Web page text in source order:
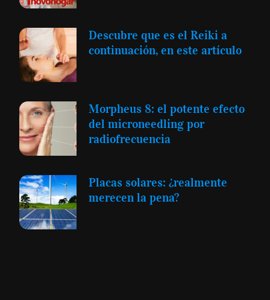
Descubre que es el Reiki a
continuación, en este artículo
Morpheus 8: el potente efecto
del microneedling por
radiofrecuencia
Placas solares: ¿realmente
merecen la pena?